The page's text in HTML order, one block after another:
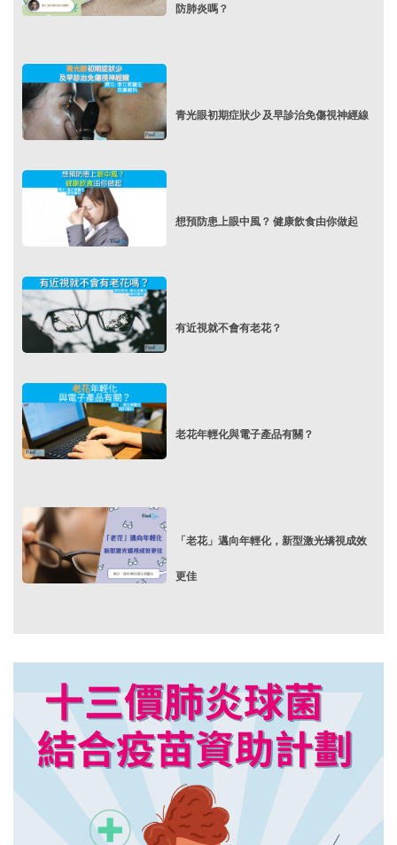
防肺炎嗎？
青光眼初期症狀少 及早診治免傷視神經線
想預防患上眼中風？ 健康飲食由你做起
有近視就不會有老花？
老花年輕化與電子產品有關？
「老花」邁向年輕化，新型激光矯視成效
更佳